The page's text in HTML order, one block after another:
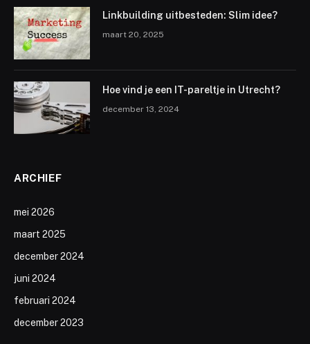
Linkbuilding uitbesteden: Slim idee?
maart 20, 2025
Hoe vind je een IT-pareltje in Utrecht?
december 13, 2024
ARCHIEF
mei 2026
maart 2025
december 2024
juni 2024
februari 2024
december 2023